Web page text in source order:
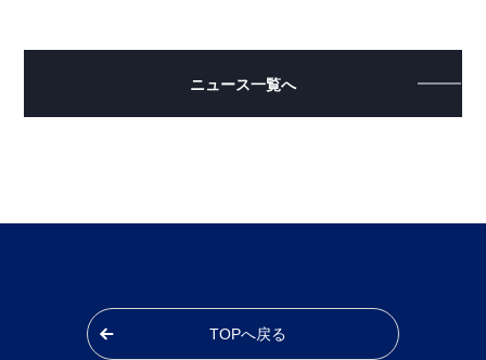
ニュース一覧へ
TOPへ戻る